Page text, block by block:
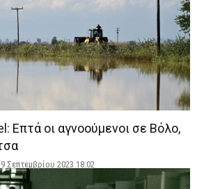
Επτά οι αγνοούμενοι σε Βόλο,
9 Σεπτεμβρίου 2023 18:02